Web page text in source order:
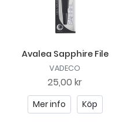
Avalea Sapphire File
VADECO
25,00 kr
Mer info Köp